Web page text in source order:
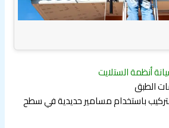
أنظمة الستلايت
باستخدام مسامير حديدية في سطح